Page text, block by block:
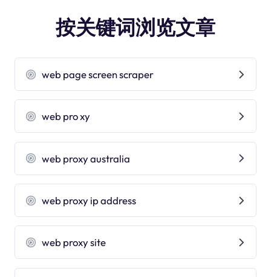
按关键词浏览文章
web page screen scraper
web pro xy
web proxy australia
web proxy ip address
web proxy site